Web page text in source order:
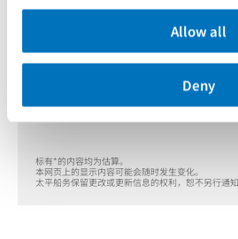
Allow all
Deny
集装箱编号
标有*的内容均为估算。
本网页上的显示内容可能会随时发生变化。
太平船务保留更改或更新信息的权利，恕不另行通知